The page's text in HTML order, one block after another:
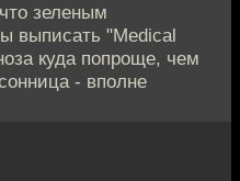
зеленым
выписать "Medical
куда попроще, чем
- вполне